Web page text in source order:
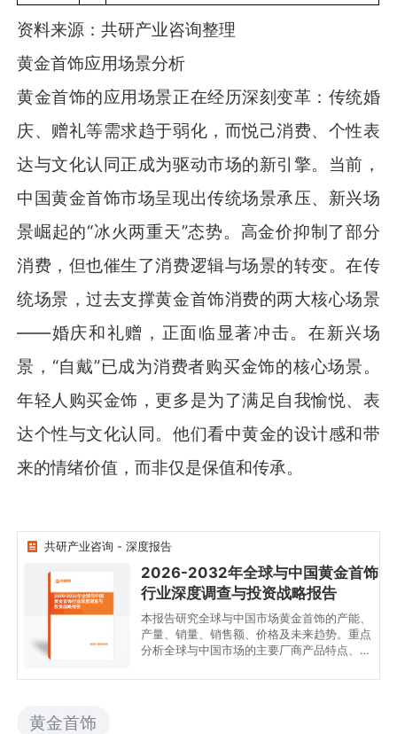
资料来源：共研产业咨询整理
黄金首饰应用场景分析
黄金首饰的应用场景正在经历深刻变革：传统婚
庆、赠礼等需求趋于弱化，而悦己消费、个性表
达与文化认同正成为驱动市场的新引擎。当前，
中国黄金首饰市场呈现出传统场景承压、新兴场
景崛起的“冰火两重天”态势。高金价抑制了部分
消费，但也催生了消费逻辑与场景的转变。在传
统场景，过去支撑黄金首饰消费的两大核心场景
——婚庆和礼赠，正面临显著冲击。在新兴场
景，“自戴”已成为消费者购买金饰的核心场景。
年轻人购买金饰，更多是为了满足自我愉悦、表
达个性与文化认同。他们看中黄金的设计感和带
来的情绪价值，而非仅是保值和传承。
共研产业咨询 - 深度报告
2026-2032年全球与中国
黄金首饰行业深度调查与
投资战略报告
2026-2032年全球与中国黄金首饰
行业深度调查与投资战略报告
本报告研究全球与中国市场黄金首饰的产能、
产量、销量、销售额、价格及未来趋势。重点
分析全球与中国市场的主要厂商产品特点、产
市场主要生产商的市场份额。历史数据为
黄金首饰